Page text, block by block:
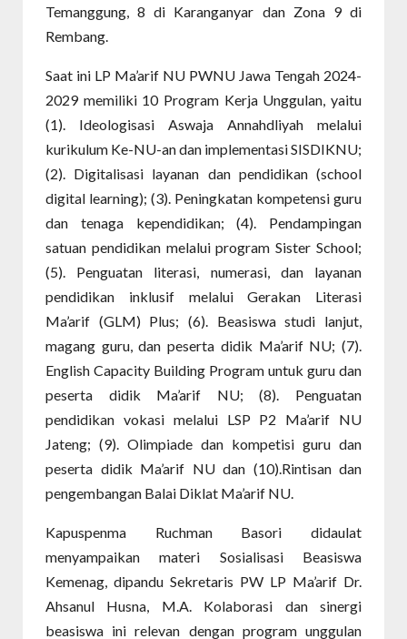
Temanggung, 8 di Karanganyar dan Zona 9 di
Rembang.
Saat ini LP Ma’arif NU PWNU Jawa Tengah 2024-
2029 memiliki 10 Program Kerja Unggulan, yaitu
(1). Ideologisasi Aswaja Annahdliyah melalui
kurikulum Ke-NU-an dan implementasi SISDIKNU;
(2). Digitalisasi layanan dan pendidikan (school
digital learning); (3). Peningkatan kompetensi guru
dan tenaga kependidikan; (4). Pendampingan
satuan pendidikan melalui program Sister School;
(5). Penguatan literasi, numerasi, dan layanan
pendidikan inklusif melalui Gerakan Literasi
Ma’arif (GLM) Plus; (6). Beasiswa studi lanjut,
magang guru, dan peserta didik Ma’arif NU; (7).
English Capacity Building Program untuk guru dan
peserta didik Ma’arif NU; (8). Penguatan
pendidikan vokasi melalui LSP P2 Ma’arif NU
Jateng; (9). Olimpiade dan kompetisi guru dan
peserta didik Ma’arif NU dan (10).Rintisan dan
pengembangan Balai Diklat Ma’arif NU.
Kapuspenma Ruchman Basori didaulat
menyampaikan materi Sosialisasi Beasiswa
Kemenag, dipandu Sekretaris PW LP Ma’arif Dr.
Ahsanul Husna, M.A. Kolaborasi dan sinergi
beasiswa ini relevan dengan program unggulan